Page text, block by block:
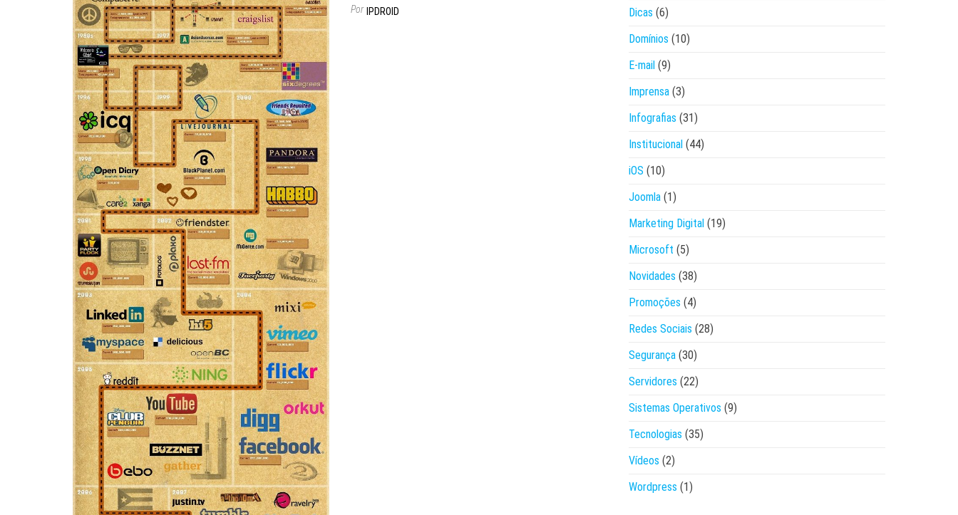
Por IPDROID
Dicas (6)
Domínios (10)
E-mail (9)
Imprensa (3)
Infografias (31)
Institucional (44)
iOS (10)
Joomla (1)
Marketing Digital (19)
Microsoft (5)
Novidades (38)
Promoções (4)
Redes Sociais (28)
Segurança (30)
Servidores (22)
Sistemas Operativos (9)
Tecnologias (35)
Vídeos (2)
Wordpress (1)